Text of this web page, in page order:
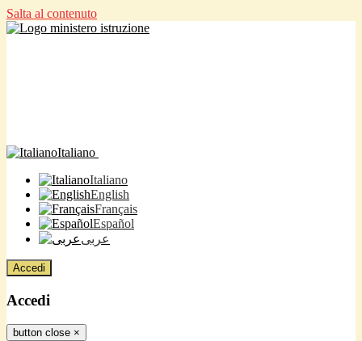
Salta al contenuto
Italiano
Italiano
English
Français
Español
عربى
Accedi
Accedi
button close ×